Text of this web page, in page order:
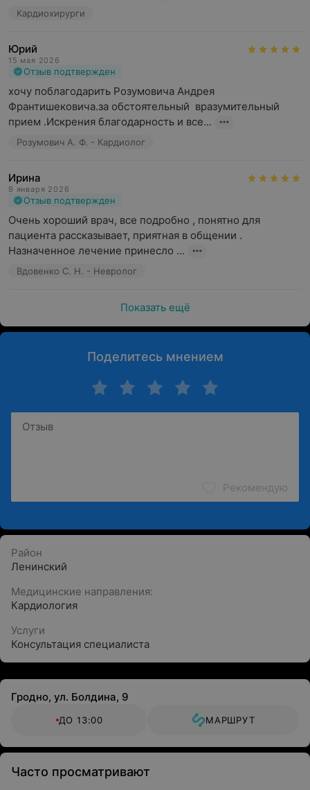
Кардиохирурги
Юрий
15 мая 2026
Отзыв подтвержден
хочу поблагодарить Розумовича Андрея
Франтишековича.за обстоятельный  вразумительный
прием .Искрения благодарность и все...
Розумович А. Ф. - Кардиолог
Ирина
9 января 2026
Отзыв подтвержден
Очень хороший врач, все подробно , понятно для
пациента рассказывает, приятная в общении .
Назначенное лечение принесло ...
Вдовенко С. Н. - Невролог
Показать ещё
Поделитесь мнением
Рекомендую
Район
Ленинский
Медицинские направления:
Кардиология
Услуги
Консультация специалиста
Гродно, ул. Болдина, 9
ДО 13:00 МАРШРУТ
Часто просматривают